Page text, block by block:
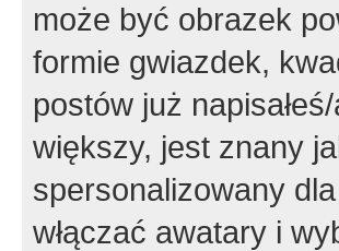
może być obrazek
formie gwiazdek,
postów już
większy, jest znany
spersonalizowany
włączać awatary i